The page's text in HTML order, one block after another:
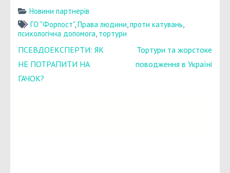
Новини партнерів
ГО "Форпост",Права людини,проти катувань,
психологічна допомога, тортури
Навігація
записів
ПСЕВДОЕКСПЕРТИ: ЯК
НЕ ПОТРАПИТИ НА
ГАЧОК?
Тортури та жорстоке
поводження в Україні